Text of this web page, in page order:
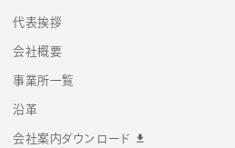
代表挨拶
会社概要
事業所一覧
沿革
会社案内ダウンロード download